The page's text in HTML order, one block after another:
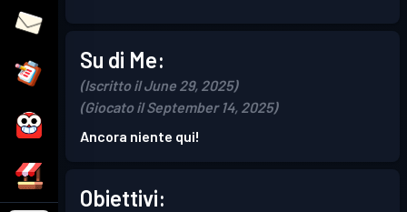
Su di Me:
(Iscritto il June 29, 2025)
(Giocato il September 14, 2025)
Ancora niente qui!
Obiettivi: